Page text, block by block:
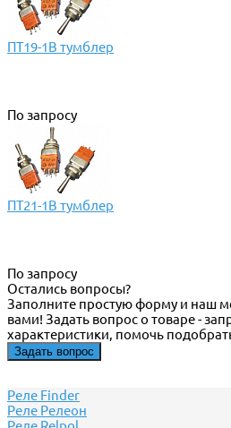
ПТ19-1В тумблер
По запросу
ПТ21-1В тумблер
По запросу
Остались вопросы?
Заполните простую форму и наш
вами! Задать вопрос о товаре -
характеристики, помочь
Задать вопрос
Реле Finder
Реле Релеон